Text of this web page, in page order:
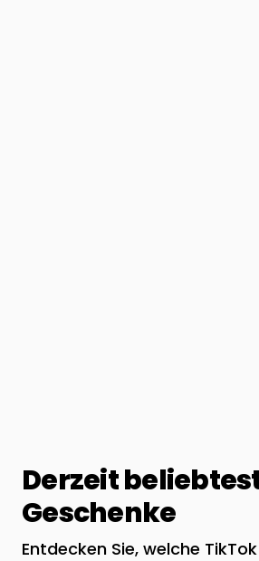
Derzeit
Geschenke
Entdecken Sie, welche